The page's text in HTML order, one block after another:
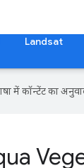
Landsat
में कॉन्टेंट का